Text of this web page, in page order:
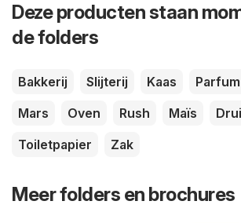
Deze producten staan
de folders
Bakkerij Slijterij Kaas Parfum
Mars
Oven Rush Maïs
Toiletpapier
Zak
Meer folders en brochures